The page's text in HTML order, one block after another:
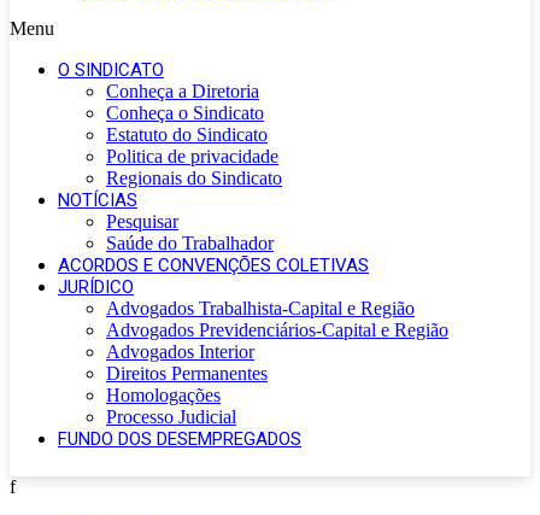
Menu
O SINDICATO
Conheça a Diretoria
Conheça o Sindicato
Estatuto do Sindicato
Politica de privacidade
Regionais do Sindicato
NOTÍCIAS
Pesquisar
Saúde do Trabalhador
ACORDOS E CONVENÇÕES COLETIVAS
JURÍDICO
Advogados Trabalhista-Capital e Região
Advogados Previdenciários-Capital e Região
Advogados Interior
Direitos Permanentes
Homologações
Processo Judicial
FUNDO DOS DESEMPREGADOS
f